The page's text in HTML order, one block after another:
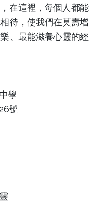
在這裡，每個人都能
待，使我們在莫壽增
、最能滋養心靈的經
學
號